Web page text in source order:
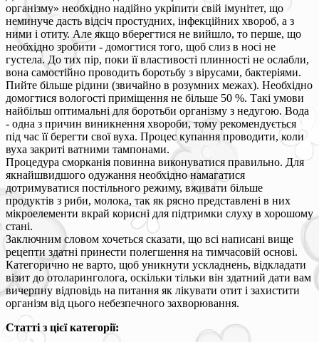
організму» необхідно надійно укріпити свій імунітет, що
неминуче дасть відсіч простудних, інфекційних хвороб, а з
ними і отиту. Але якщо вберегтися не вийшло, то перше, що
необхідно зробити - домогтися того, щоб слиз в носі не
густела. До тих пір, поки її властивості плинності не ослабли,
вона самостійно проводить боротьбу з вірусами, бактеріями.
Пийте більше рідини (звичайно в розумних межах). Необхідно
домогтися вологості приміщення не більше 50 %. Такі умови
найбільш оптимальні для боротьби організму з недугою. Вода
- одна з причин виникнення хвороби, тому рекомендується
під час її берегти свої вуха. Процес купання проводити, коли
вуха закриті ватними тампонами.
Процедура сморканія повинна виконуватися правильно. Для
якнайшвидшого одужання необхідно намагатися
дотримуватися постільного режиму, вживати більше
продуктів з риби, молока, так як рясно представлені в них
мікроелементи вкрай корисні для підтримки слуху в хорошому
стані.
Заключним словом хочеться сказати, що всі написані вище
рецепти здатні принести полегшення на тимчасовій основі.
Категорично не варто, щоб уникнути ускладнень, відкладати
візит до отоларинголога, оскільки тільки він здатний дати вам
вичерпну відповідь на питання як лікувати отит і захистити
організм від цього небезпечного захворювання.
Статті з цієї категорії: